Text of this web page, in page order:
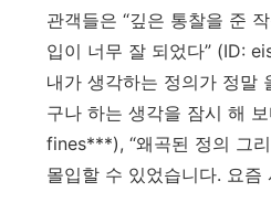
관객들은 “깊은 통찰을 준
입이 너무 잘 되었다” (ID:
내가 생각하는 정의가 정말
구나 하는 생각을 잠시 해
fines***), “왜곡된 정의 그
몰입할 수 있었습니다. 요